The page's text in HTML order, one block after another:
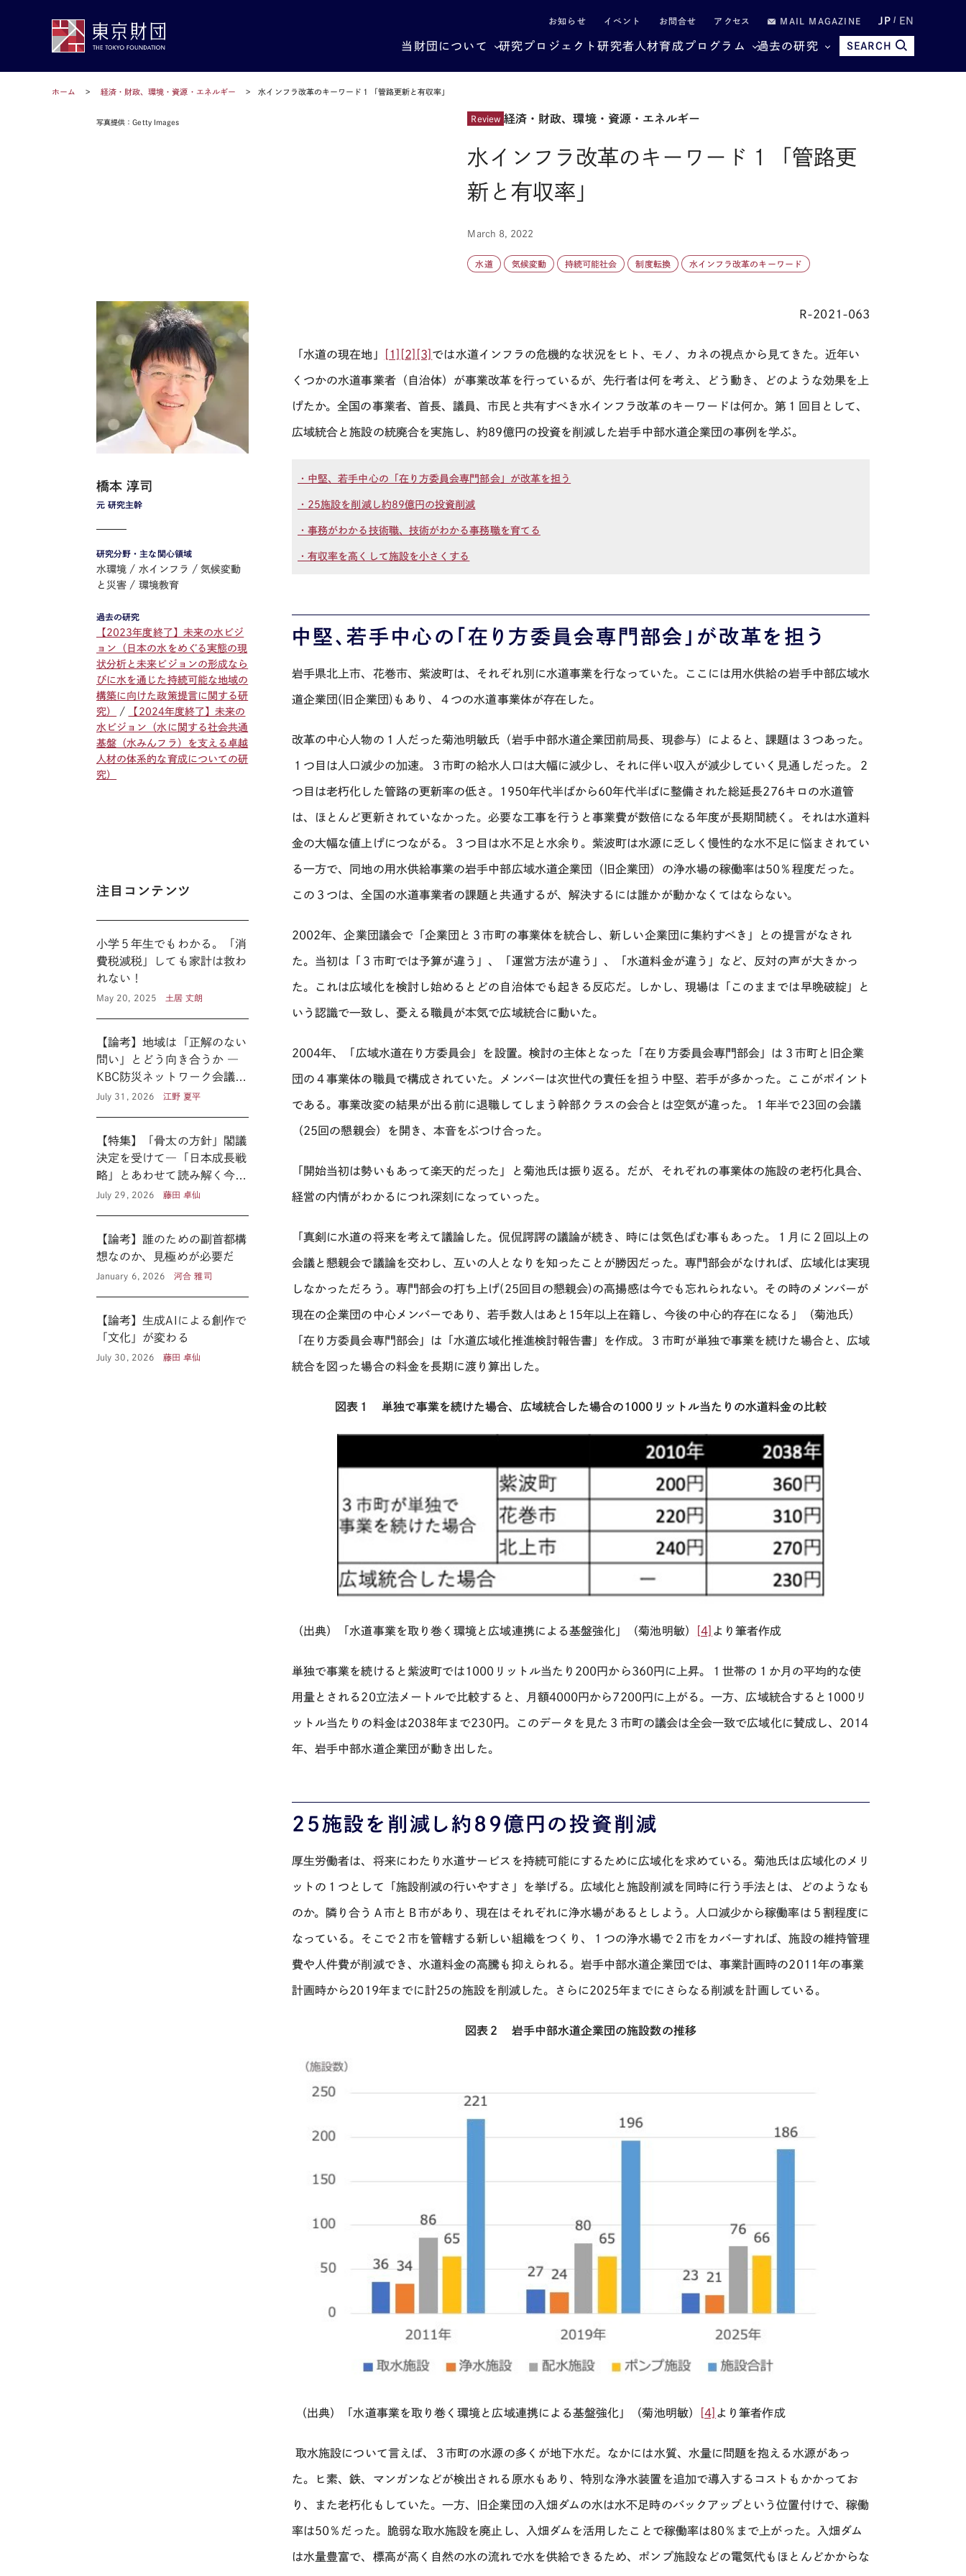
お知らせ イベント お問合せ アクセス MAIL MAGAZINE JP EN
当財団について 研究プロジェクト研究者 人材育成プログラム 過去の研究 SEARCH
ホーム 経済・財政、環境・資源・エネルギー 水インフラ改革のキーワード１「管路更新と有収率」
写真提供：Getty Images Review 経済・財政、環境・資源・エネルギー
水インフラ改革のキーワード１「管路更
新と有収率」
March 8, 2022
水道 気候変動 持続可能社会 制度転換 水インフラ改革のキーワード
R-2021-063
「水道の現在地」 [1] [2] [3] では水道インフラの危機的な状況をヒト、モノ、カネの視点から見てきた。近年い
くつかの水道事業者（自治体）が事業改革を行っているが、先行者は何を考え、どう動き、どのような効果を上
げたか。全国の事業者、首長、議員、市民と共有すべき水インフラ改革のキーワードは何か。第１回目として、
広域統合と施設の統廃合を実施し、約89億円の投資を削減した岩手中部水道企業団の事例を学ぶ。
・中堅、若手中心の「在り方委員会専門部会」が改革を担う
・25施設を削減し約89億円の投資削減
・事務がわかる技術職、技術がわかる事務職を育てる
・有収率を高くして施設を小さくする
中堅、若手中心の「在り方委員会専門部会」が改革を担う
岩手県北上市、花巻市、紫波町は、それぞれ別に水道事業を行なっていた。ここには用水供給の岩手中部広域水
道企業団( 旧企業団) もあり、４つの水道事業体が存在した。
改革の中心人物の１人だった菊池明敏氏（岩手中部水道企業団前局長、現参与）によると、課題は３つあった。
１つ目は人口減少の加速。３市町の給水人口は大幅に減少し、それに伴い収入が減少していく見通しだった。２
つ目は老朽化した管路の更新率の低さ。 1950年代半ばから60年代半ばに整備された総延長276キロの水道管
は、ほとんど更新されていなかった。必要な工事を行うと事業費が数倍になる年度が長期間続く。それは水道料
金の大幅な値上げにつながる。３つ目は水不足と水余り。紫波町は水源に乏しく慢性的な水不足に悩まされてい
る一方で、同地の用水供給事業の岩手中部広域水道企業団（旧企業団）の浄水場の稼働率は50％程度だった。
この３つは、全国の水道事業者の課題と共通するが、解決するには誰かが動かなくてはならない。
2002年、企業団議会で「企業団と３市町の事業体を統合し、新しい企業団に集約すべき」との提言がなされ
た。当初は「３市町では予算が違う」、「運営方法が違う」、「水道料金が違う」など、反対の声が大きかっ
た。これは広域化を検討し始めるとどの自治体でも起きる反応だ。しかし、現場は「このままでは早晩破綻」と
いう認識で一致し、憂える職員が本気で広域統合に動いた。
2004年、「広域水道在り方委員会」を設置。検討の主体となった「在り方委員会専門部会」は３市町と旧企業
団の４事業体の職員で構成されていた。メンバーは次世代の責任を担う中堅、若手が多かった。ここがポイント
である。事業改変の結果が出る前に退職してしまう幹部クラスの会合とは空気が違った。１年半で23回の会議
（25回の懇親会）を開き、本音をぶつけ合った。
「開始当初は勢いもあって楽天的だった」と菊池氏は振り返る。だが、それぞれの事業体の施設の老朽化具合、
経営の内情がわかるにつれ深刻になっていった。
「真剣に水道の将来を考えて議論した。侃侃諤諤の議論が続き、時には気色ばむ事もあった。１月に２回以上の
会議と懇親会で議論を交わし、互いの人となりを知ったことが勝因だった。専門部会がなければ、広域化は実現
しなかっただろう。専門部会の打ち上げ(25回目の懇親会)の高揚感は今でも忘れられない。その時のメンバーが
現在の企業団の中心メンバーであり、若手数人はあと 15年以上在籍し、今後の中心的存在になる」（菊池氏）
「在り方委員会専門部会」は「水道広域化推進検討報告書」を作成。３市町が単独で事業を続けた場合と、広域
統合を図った場合の料金を長期に渡り算出した。
図表１ 単独で事業を続けた場合、広域統合した場合の1000リットル当たりの水道料金の比較
（出典）「水道事業を取り巻く環境と広域連携による基盤強化」（菊池明敏） [4] より筆者作成
単独で事業を続けると紫波町では1000 リットル当たり 200円から360円に上昇。１世帯の１か月の平均的な使
用量とされる20立法メートルで比較すると、月額4000円から7200円に上がる。一方、広域統合すると 1000 リ
ットル当たりの料金は2038年まで230円。このデータを見た３市町の議会は全会一致で広域化に賛成し、 2014
年、岩手中部水道企業団が動き出した。
25 施設を削減し約 89億円の投資削減
厚生労働者は、将来にわたり水道サービスを持続可能にするために広域化を求めている。菊池氏は広域化のメリ
ットの１つとして「施設削減の行いやすさ」を挙げる。広域化と施設削減を同時に行う手法とは、どのようなも
のか。隣り合うＡ市とＢ市があり、現在はそれぞれに浄水場があるとしよう。人口減少から稼働率は５割程度に
なっている。そこで２市を管轄する新しい組織をつくり、１つの浄水場で２市をカバーすれば、施設の維持管理
費や人件費が削減でき、水道料金の高騰も抑えられる。岩手中部水道企業団では、事業計画時の2011 年の事業
計画時から2019年までに計25の施設を削減した。さらに2025年までにさらなる削減を計画している。
図表２ 岩手中部水道企業団の施設数の推移
（出典）「水道事業を取り巻く環境と広域連携による基盤強化」（菊池明敏） [4] より筆者作成
取水施設について言えば、３市町の水源の多くが地下水だ。なかには水質、水量に問題を抱える水源があっ
た。ヒ素、鉄、マンガンなどが検出される原水もあり、特別な浄水装置を追加で導入するコストもかかってお
り、また老朽化もしていた。一方、旧企業団の入畑ダムの水は水不足時のバックアップという位置付けで、稼働
率は50％だった。脆弱な取水施設を廃止し、入畑ダムを活用したことで稼働率は80％まで上がった。入畑ダム
は水量豊富で、標高が高く自然の水の流れで水を供給できるため、ポンプ施設などの電気代もほとんどかからな
元 研究主幹
橋本 淳司
研究分野・主な関心領域
水環境 水インフラ
気候変動
と災害
環境教育
過去の研究
【2023年度終了】未来の水ビジ
ョン（日本の水をめぐる実態の現
状分析と未来ビジョンの形成なら
びに水を通じた持続可能な地域の
構築に向けた政策提言に関する研
究）
【2024年度終了】未来の
水ビジョン（水に関する社会共通
基盤（水みんフラ）を支える卓越
人材の体系的な育成についての研
究）
注目コンテンツ
小学５年生でもわかる。「消
費税減税」しても家計は救わ
れない！
May 20, 2025 土居 丈朗
【論考】地域は「正解のない
問い」とどう向き合うか ―
KBC防災ネットワーク会議に
見る新たな公共性 ―
July 31, 2026 江野 夏平
【特集】「骨太の方針」閣議
決定を受けて―「日本成長戦
略」とあわせて読み解く今後
の医療政策―
July 29, 2026 藤田 卓仙
【論考】誰のための副首都構
想なのか、見極めが必要だ
January 6, 2026 河合 雅司
【論考】生成AIによる創作で
「文化」が変わる
July 30, 2026 藤田 卓仙